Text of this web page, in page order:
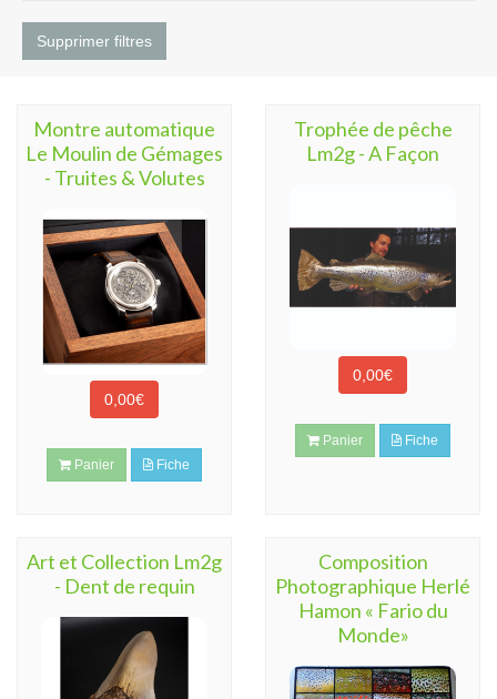
Supprimer filtres
Montre automatique
Le Moulin de Gémages
- Truites & Volutes
0,00€
Panier Fiche
Trophée de pêche
Lm2g - A Façon
0,00€
Panier Fiche
Art et Collection Lm2g
- Dent de requin
Composition
Photographique Herlé
Hamon « Fario du
Monde»